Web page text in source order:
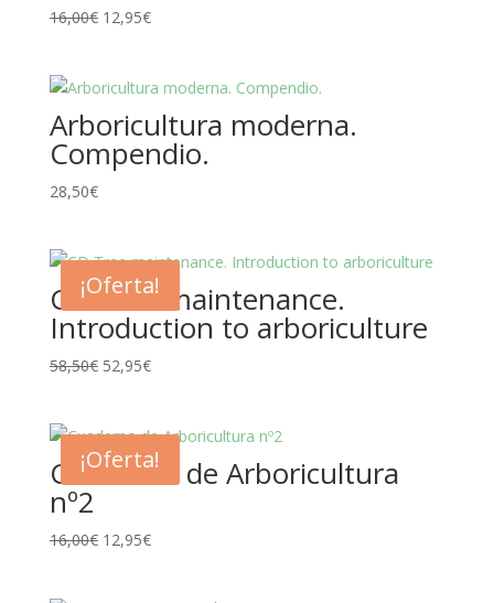
16,00€ El
era:
16,00€.
12,95€El
es:
12,95€.
Arboricultura moderna.
Compendio.
28,50€
¡Oferta!
CD Tree maintenance.
Introduction to arboriculture
58,50€ El
era:
58,50€.
52,95€El
es:
52,95€.
¡Oferta!
Cuaderno de Arboricultura
nº2
16,00€ El
12,95€El